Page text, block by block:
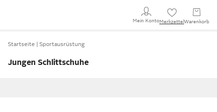
Mein KontoMerkzettel Warenkorb
Startseite Sportausrüstung
Jungen Schlittschuhe